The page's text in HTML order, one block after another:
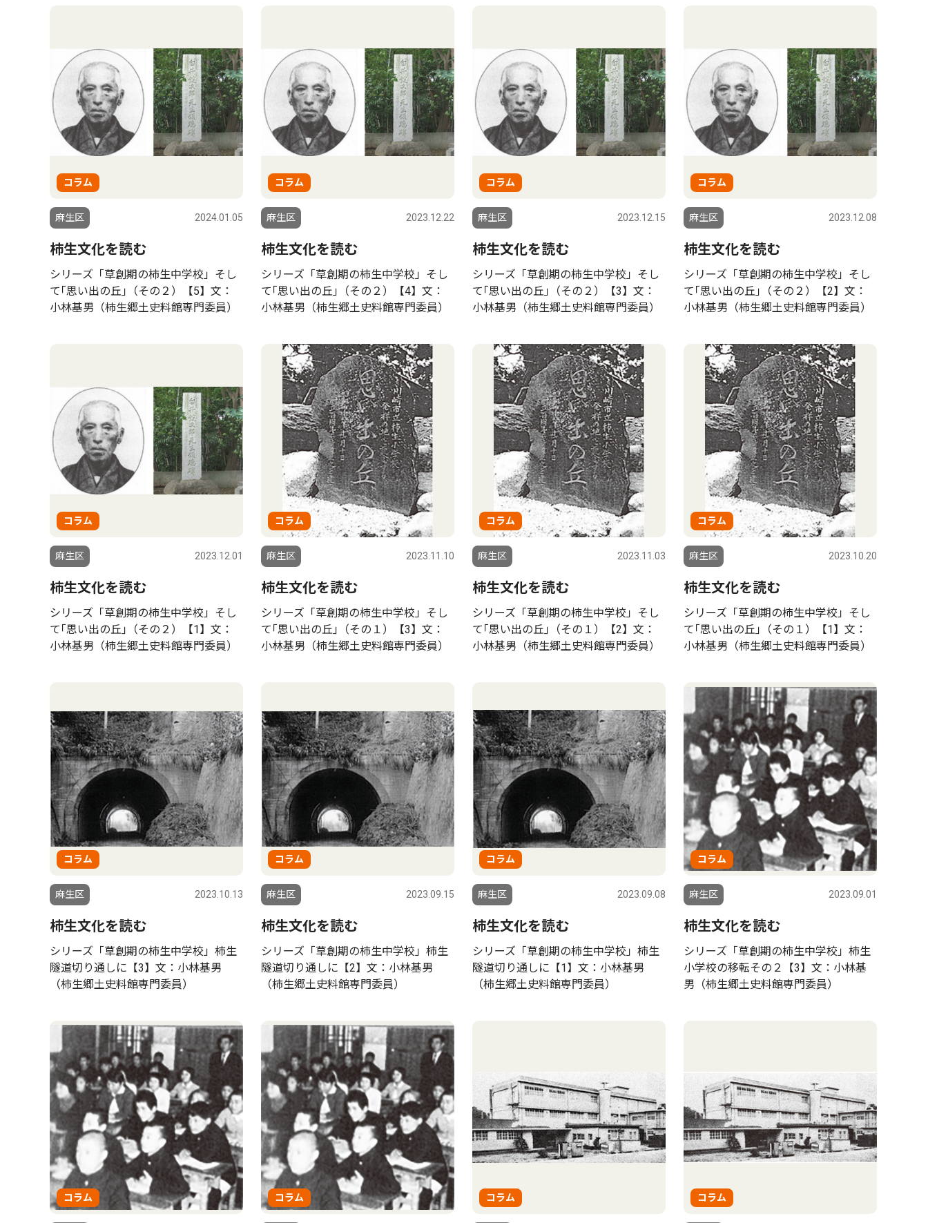
コラム
麻生区 2024.01.05
柿生文化を読む
シリーズ「草創期の柿生中学校」そし
て｢思い出の丘｣（その２）【5】文：
小林基男（柿生郷土史料館専門委員）
コラム
麻生区 2023.12.22
柿生文化を読む
シリーズ「草創期の柿生中学校」そし
て｢思い出の丘｣（その２）【4】文：
小林基男（柿生郷土史料館専門委員）
コラム
麻生区 2023.12.15
柿生文化を読む
シリーズ「草創期の柿生中学校」そし
て｢思い出の丘｣（その２）【3】文：
小林基男（柿生郷土史料館専門委員）
コラム
麻生区 2023.12.08
柿生文化を読む
シリーズ「草創期の柿生中学校」そし
て｢思い出の丘｣（その２）【2】文：
小林基男（柿生郷土史料館専門委員）
コラム
麻生区 2023.12.01
柿生文化を読む
シリーズ「草創期の柿生中学校」そし
て｢思い出の丘｣（その２）【1】文：
小林基男（柿生郷土史料館専門委員）
コラム
麻生区 2023.11.10
柿生文化を読む
シリーズ「草創期の柿生中学校」そし
て｢思い出の丘｣（その１）【3】文：
小林基男（柿生郷土史料館専門委員）
コラム
麻生区 2023.11.03
柿生文化を読む
シリーズ「草創期の柿生中学校」そし
て｢思い出の丘｣（その１）【2】文：
小林基男（柿生郷土史料館専門委員）
コラム
麻生区 2023.10.20
柿生文化を読む
シリーズ「草創期の柿生中学校」そし
て｢思い出の丘｣（その１）【1】文：
小林基男（柿生郷土史料館専門委員）
コラム
麻生区 2023.10.13
柿生文化を読む
シリーズ「草創期の柿生中学校」柿生
隧道切り通しに【3】文：小林基男
（柿生郷土史料館専門委員）
コラム
麻生区 2023.09.15
柿生文化を読む
シリーズ「草創期の柿生中学校」柿生
隧道切り通しに【2】文：小林基男
（柿生郷土史料館専門委員）
コラム
麻生区 2023.09.08
柿生文化を読む
シリーズ「草創期の柿生中学校」柿生
隧道切り通しに【1】文：小林基男
（柿生郷土史料館専門委員）
コラム
麻生区 2023.09.01
柿生文化を読む
シリーズ「草創期の柿生中学校」柿生
小学校の移転その２【3】文：小林基
男（柿生郷土史料館専門委員）
コラム コラム コラム コラム